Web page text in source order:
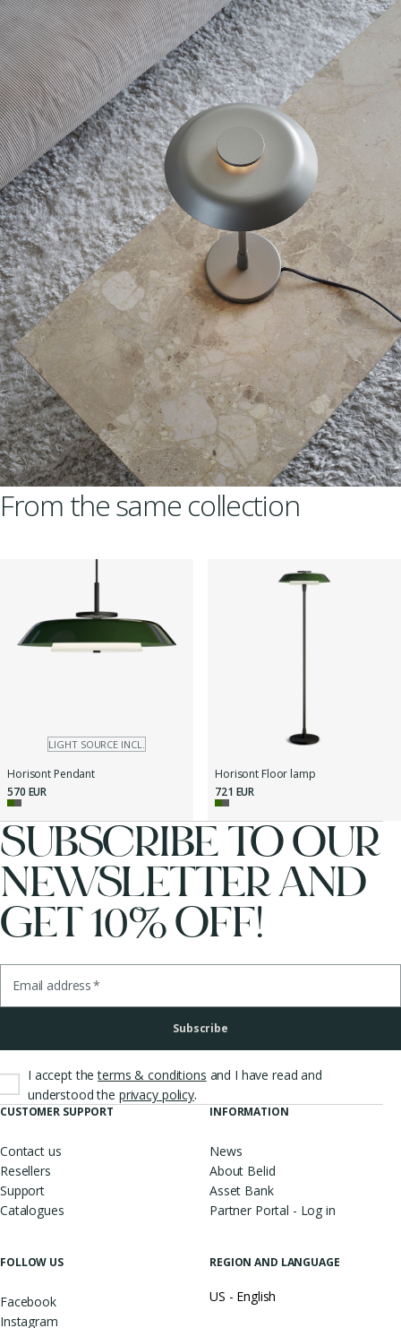
From the same collection
LIGHT SOURCE INCL.
Horisont Pendant
570 EUR
Horisont Floor lamp
721 EUR
SUBSCRIBE TO OUR
NEWSLETTER AND
GET 10% OFF!
Email address*
Subscribe
I accept the terms & conditions and I have read and
understood the privacy policy.
CUSTOMER SUPPORT
Contact us
Resellers
Support
Catalogues
INFORMATION
News
About Belid
Asset Bank
Partner Portal - Log in
FOLLOW US
Facebook
Instagram
REGION AND LANGUAGE
US - English